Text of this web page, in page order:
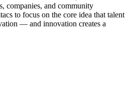
companies, and community
to focus on the core idea that talent
— and innovation creates a